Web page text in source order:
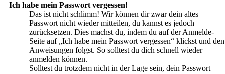
Ich habe mein Passwort vergessen!
Das ist nicht schlimm! Wir können dir zwar dein altes
Passwort nicht wieder mitteilen, du kannst es jedoch
zurücksetzen. Dies machst du, indem du auf der Anmelde-
Seite auf „Ich habe mein Passwort vergessen“ klickst und den
Anweisungen folgst. So solltest du dich schnell wieder
anmelden können.
Solltest du trotzdem nicht in der Lage sein, dein Passwort